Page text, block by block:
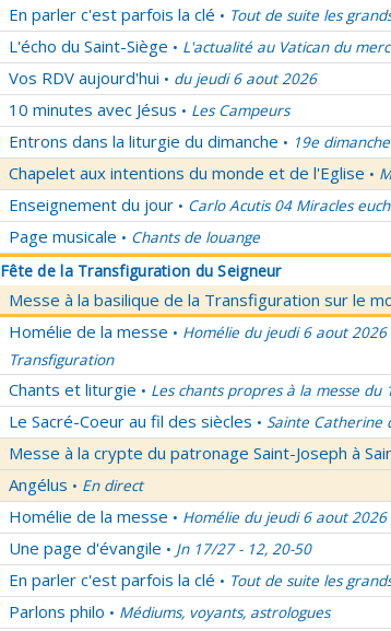
En parler c'est parfois la clé • Tout de suite les
L'écho du Saint-Siège • L'actualité au Vatican du
Vos RDV aujourd'hui • du jeudi 6 aout 2026
10 minutes avec Jésus • Les Campeurs
Entrons dans la liturgie du dimanche • 19e
Chapelet aux intentions du monde et de l'Eglise •
Enseignement du jour • Carlo Acutis 04 Miracles
Page musicale • Chants de louange
Fête de la Transfiguration du Seigneur
Messe à la basilique de la Transfiguration sur le
Homélie de la messe • Homélie du jeudi 6 aout
Transfiguration
Chants et liturgie • Les chants propres à la messe
Le Sacré-Coeur au fil des siècles • Sainte Catherine
Messe à la crypte du patronage Saint-Joseph à
Angélus • En direct
Homélie de la messe • Homélie du jeudi 6 aout 2026
Une page d'évangile • Jn 17/27 - 12, 20-50
En parler c'est parfois la clé • Tout de suite les
Parlons philo • Médiums, voyants, astrologues